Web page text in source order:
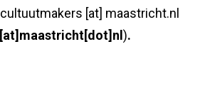
cultuutmakers [at] maastricht.nl
).